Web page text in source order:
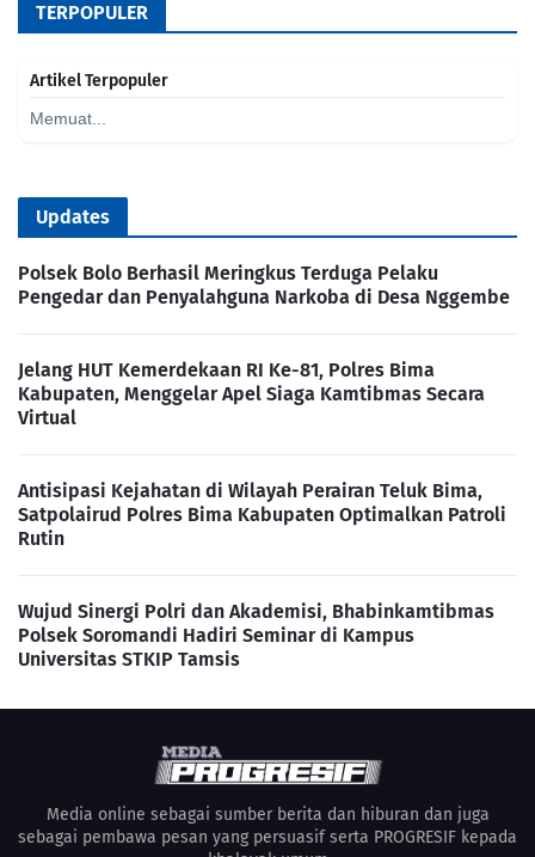
TERPOPULER
Artikel Terpopuler
Memuat...
Updates
Polsek Bolo Berhasil Meringkus Terduga Pelaku
Pengedar dan Penyalahguna Narkoba di Desa Nggembe
Jelang HUT Kemerdekaan RI Ke-81, Polres Bima
Kabupaten, Menggelar Apel Siaga Kamtibmas Secara
Virtual
Antisipasi Kejahatan di Wilayah Perairan Teluk Bima,
Satpolairud Polres Bima Kabupaten Optimalkan Patroli
Rutin
Wujud Sinergi Polri dan Akademisi, Bhabinkamtibmas
Polsek Soromandi Hadiri Seminar di Kampus
Universitas STKIP Tamsis
Media online sebagai sumber berita dan hiburan dan juga
sebagai pembawa pesan yang persuasif serta PROGRESIF kepada